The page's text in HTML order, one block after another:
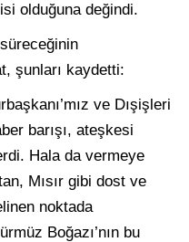
olduğuna değindi.
şunları kaydetti:
ve Dışişleri
barışı, ateşkesi
Hala da vermeye
Mısır gibi dost ve
noktada
Boğazı’nın bu